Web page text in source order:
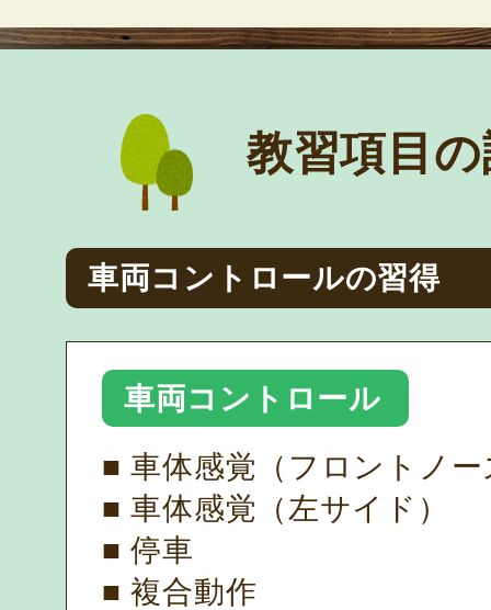
教習項目
車両コントロールの習得
車両コントロール
■ 車体感覚（フロントノー
■ 車体感覚（左サイド）
■ 停車
■ 複合動作